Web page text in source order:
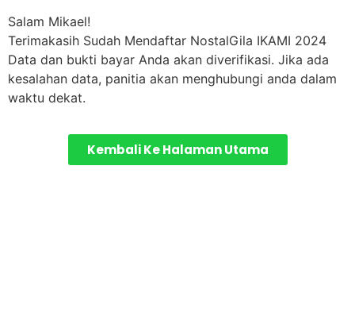
Salam Mikael!
Terimakasih Sudah Mendaftar NostalGila IKAMI 2024
Data dan bukti bayar Anda akan diverifikasi. Jika ada
kesalahan data, panitia akan menghubungi anda dalam
waktu dekat.
Kembali Ke Halaman Utama